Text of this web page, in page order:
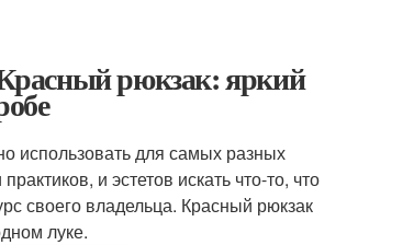
рюкзак: яркий
использовать для самых разных
и эстетов искать что-то, что
своего владельца. Красный рюкзак
луке.